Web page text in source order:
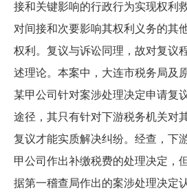
接和关键影响的行政行为实现权利
对间接和次要影响其权利义务的其
权利。复议与诉讼同理，故对复议
述理论。本案中，大连市税务局及
某甲公司针对案涉处理决定申请复
途径，其只有针对下游税务机关对
复议才能实质解决纠纷。经查，下
甲公司作出补缴税费的处理决定，
据第一稽查局作出的案涉处理决定